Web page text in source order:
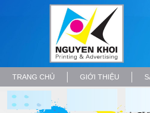
TRANG CHỦ GIỚI THIỆU